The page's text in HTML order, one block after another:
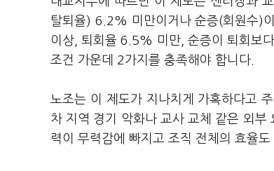
탈퇴율) 6.2% 미만이거나 순증(회원수)
이상, 퇴회율 6.5% 미만, 순증이 퇴회보
조건 가운데 2가지를 충족해야 합니다.
노조는 이 제도가 지나치게 가혹하다고
차 지역 경기 악화나 교사 교체 같은 외
력이 무력감에 빠지고 조직 전체의 효율